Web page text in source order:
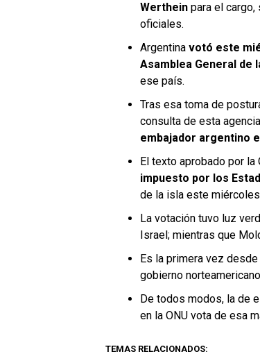
Werthein para el cargo,
oficiales.
Argentina votó este
Asamblea General de
ese país.
Tras esa toma de
consulta de esta
embajador argentino
El texto aprobado por la
impuesto por los
de la isla este
La votación tuvo luz
Israel; mientras que
Es la primera vez
gobierno
De todos modos, la de
en la ONU vota de esa
TEMAS RELACIONADOS: